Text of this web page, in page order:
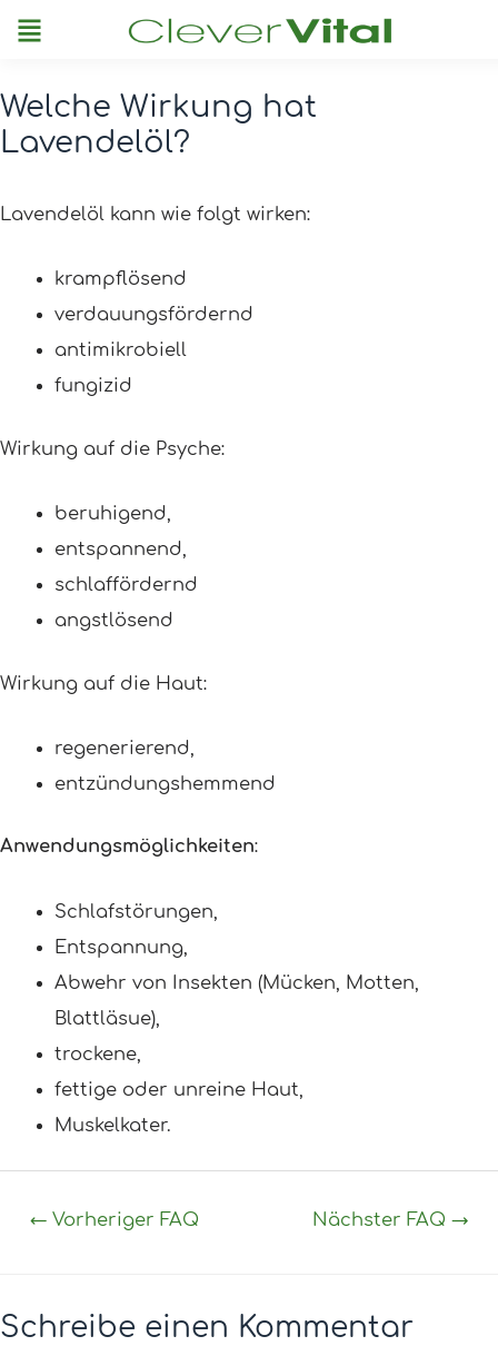
Menu
Welche Wirkung hat
Lavendelöl?
Lavendelöl kann wie folgt wirken:
krampflösend
verdauungsfördernd
antimikrobiell
fungizid
Wirkung auf die Psyche:
beruhigend,
entspannend,
schlaffördernd
angstlösend
Wirkung auf die Haut:
regenerierend,
entzündungshemmend
Anwendungsmöglichkeiten:
Schlafstörungen,
Entspannung,
Abwehr von Insekten (Mücken, Motten,
Blattläsue),
trockene,
fettige oder unreine Haut,
Muskelkater.
Post
navigation
←Vorheriger FAQ Nächster FAQ→
Schreibe einen Kommentar